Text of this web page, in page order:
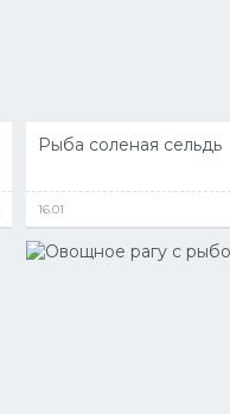
Рыба соленая сельдь
16.01